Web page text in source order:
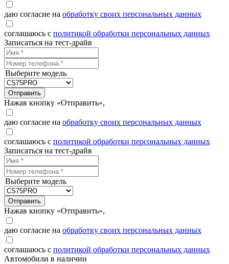
даю согласие на обработку своих персональных данных
соглашаюсь с политикой обработки персональных данных
Записаться на тест-драйв
Выберите модель
Отправить
Нажав кнопку «Отправить»,
даю согласие на обработку своих персональных данных
соглашаюсь с политикой обработки персональных данных
Записаться на тест-драйв
Выберите модель
Отправить
Нажав кнопку «Отправить»,
даю согласие на обработку своих персональных данных
соглашаюсь с политикой обработки персональных данных
Автомобили в наличии